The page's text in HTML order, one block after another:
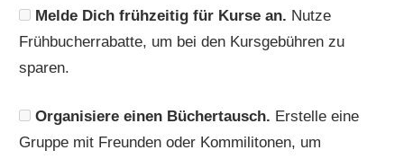
Melde Dich frühzeitig für Kurse an. Nutze
Frühbucherrabatte, um bei den Kursgebühren zu
sparen.
Organisiere einen Büchertausch. Erstelle eine
Gruppe mit Freunden oder Kommilitonen, um